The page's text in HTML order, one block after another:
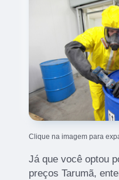
Clique na imagem para
Já que você optou
preços Tarumã,